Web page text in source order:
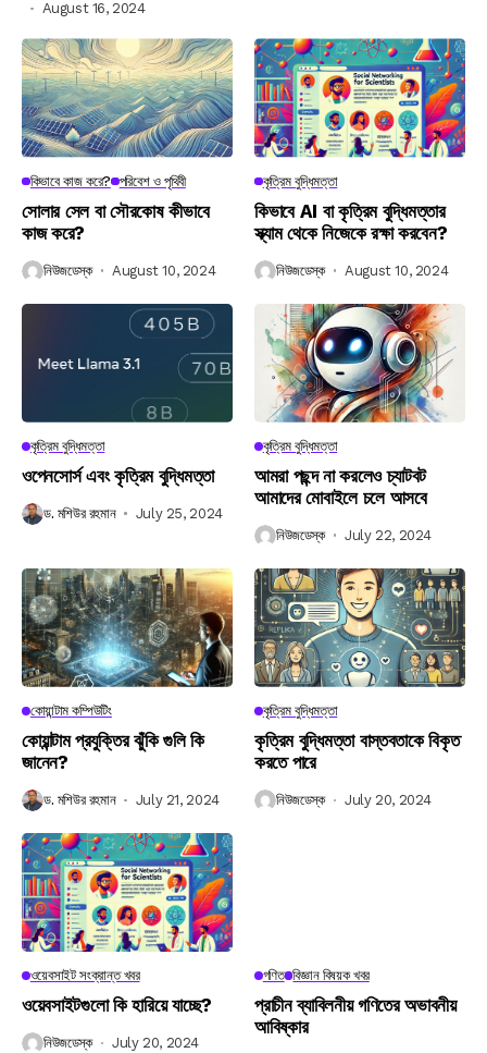
August 16, 2024
কিভাবে কাজ করে? পরিবেশ ও পৃথিবী
সোলার সেল বা সৌরকোষ কীভাবে
কাজ করে?
নিউজডেস্ক August 10, 2024
কৃত্রিম বুদ্ধিমত্তা
কিভাবে AI বা কৃত্রিম বুদ্ধিমত্তার
স্ক্যাম থেকে নিজেকে রক্ষা করবেন?
নিউজডেস্ক August 10, 2024
কৃত্রিম বুদ্ধিমত্তা
ওপেনসোর্স এবং কৃত্রিম বুদ্ধিমত্তা
ড. মশিউর রহমান July 25, 2024
কৃত্রিম বুদ্ধিমত্তা
আমরা পছন্দ না করলেও চ্যাটবট
আমাদের মোবাইলে চলে আসবে
নিউজডেস্ক July 22, 2024
কোয়ান্টাম কম্পিউটিং
কোয়ান্টাম প্রযুক্তির ঝুঁকি গুলি কি
জানেন?
ড. মশিউর রহমান July 21, 2024
কৃত্রিম বুদ্ধিমত্তা
কৃত্রিম বুদ্ধিমত্তা বাস্তবতাকে বিকৃত
করতে পারে
নিউজডেস্ক July 20, 2024
ওয়েবসাইট সংক্রান্ত খবর
ওয়েবসাইটগুলো কি হারিয়ে যাচ্ছে?
নিউজডেস্ক July 20, 2024
গণিত বিজ্ঞান বিষয়ক খবর
প্রাচীন ব্যাবিলনীয় গণিতের অভাবনীয়
আবিষ্কার